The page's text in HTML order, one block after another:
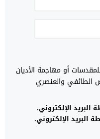
أو مهاجمة الأديان
الطائفي والعنصري
البريد الإلكتروني.
البريد الإلكتروني.